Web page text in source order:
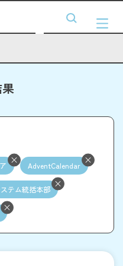
AdventCalendar
テム統括本部